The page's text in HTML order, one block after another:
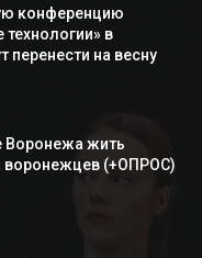
конференцию
в
перенести на весну
Воронежа жить
воронежцев (+ОПРОС)